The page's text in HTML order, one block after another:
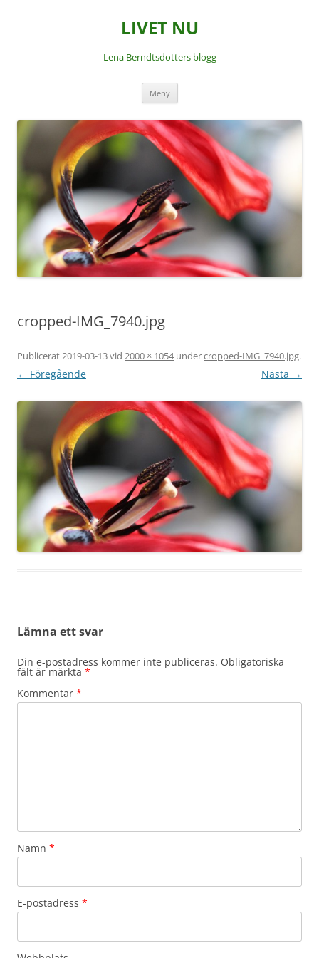
LIVET NU
Lena Berndtsdotters blogg
Meny Hoppa
innehåll
cropped-IMG_7940.jpg
Publicerat2019-03-13vid 2000 × 1054undercropped-IMG_7940.jpg.
← Föregående Nästa →
Lämna ett svar
Din e-postadress kommer inte publiceras. Obligatoriska
fält är märkta *
Kommentar *
Namn *
E-postadress *